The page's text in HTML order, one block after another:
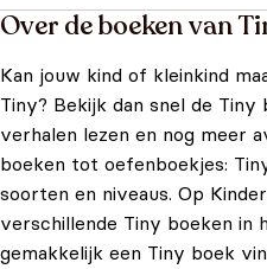
Over de boeken van
Kan jouw kind of kleinkind
Tiny? Bekijk dan snel de Tiny
verhalen lezen en nog meer
boeken tot oefenboekjes:
soorten en niveaus. Op
verschillende Tiny boeken in
gemakkelijk een Tiny boek